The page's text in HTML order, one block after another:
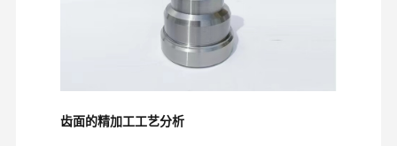
齿面的精加工工艺分析